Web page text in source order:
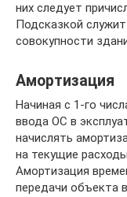
них следует
Подсказкой
совокупности
Амортизация
Начиная с 1-го
ввода ОС в
начислять
на текущие
Амортизация
передачи объекта